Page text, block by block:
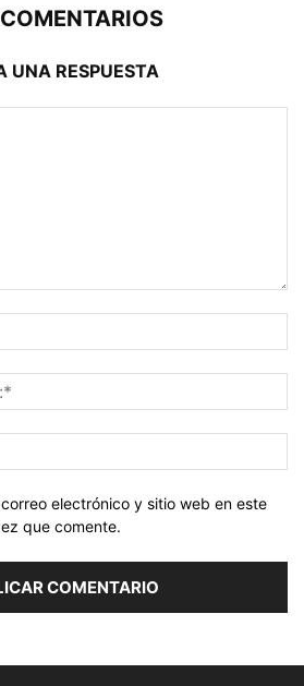
UNA RESPUESTA
electrónico y sitio web en este
que comente.